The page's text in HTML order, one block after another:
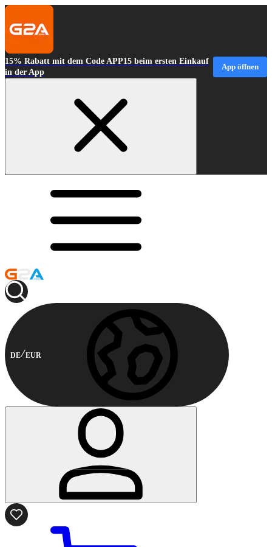
15% Rabatt mit dem Code APP15 beim ersten Einkauf
in der App
App öffnen
DE EUR